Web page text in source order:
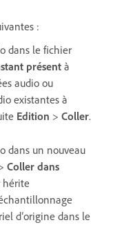
:
dans le fichier
présentà
audio ou
existantes à
Edition > Coller.
dans un nouveau
Coller dans
hérite
d’origine dans le